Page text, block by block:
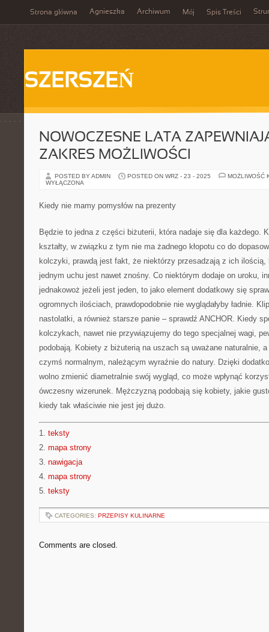
Strona główna Agnieszka Archiwum Mój Spis Treści
SZERSZEŃ
NOWOCZESNE LATA
ZAKRES MOŻLIWOŚCI
POSTED BY ADMIN POSTED ON WRZ - 23 - 2025
MOŻLIWOŚĆ
WYŁĄCZONA
Kiedy nie mamy pomysłów na prezenty
Będzie to jedna z części biżuterii, która nadaje się dla każdego.
kształty, w związku z tym nie ma żadnego kłopotu co do
kolczyki, prawdą jest fakt, że niektórzy przesadzają z ich
jednym uchu jest nawet znośny. Co niektórym dodaje on uroku,
jednakowoż jeżeli jest jeden, to jako element dodatkowy się
ogromnych ilościach, prawdopodobnie nie wyglądałyby ładnie.
nastolatki, a również starsze panie – sprawdź ANCHOR. Kiedy
kolczykach, nawet nie przywiązujemy do tego specjalnej wagi,
podobają. Kobiety z biżuterią na uszach są uważane naturalnie,
czymś normalnym, należącym wyraźnie do natury. Dzięki
wolno zmienić diametralnie swój wygląd, co może wpłynąć
ówczesny wizerunek. Mężczyzną podobają się kobiety, jakie
kiedy tak właściwie nie jest jej dużo.
1. teksty
2. mapa strony
3. nawigacja
4. mapa strony
5. teksty
CATEGORIES: PRZEPISY KULINARNE
Comments are closed.